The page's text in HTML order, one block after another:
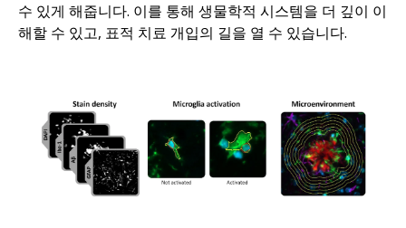
수 있게 해줍니다. 이를 통해 생물학적 시스템을 더 깊이 이
해할 수 있고, 표적 치료 개입의 길을 열 수 있습니다.